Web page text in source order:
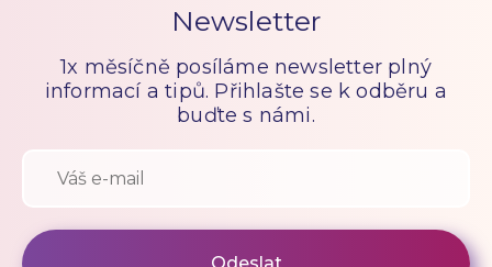
Newsletter
1x měsíčně posíláme newsletter plný
informací a tipů. Přihlašte se k odběru a
buďte s námi.